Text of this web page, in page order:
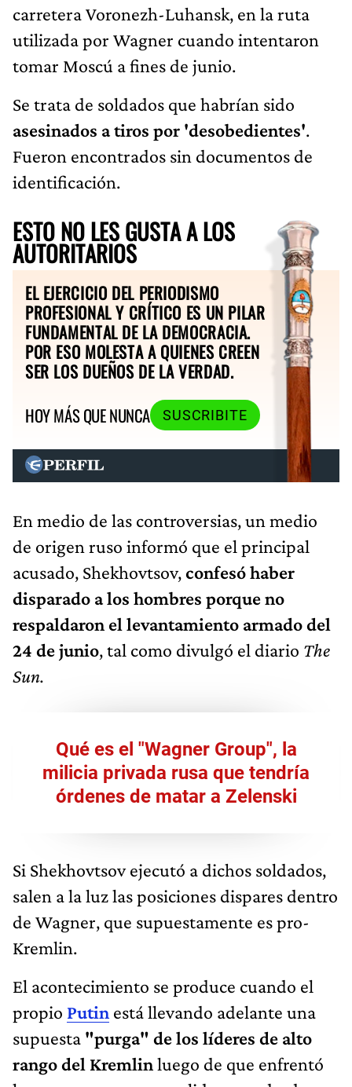
carretera Voronezh-Luhansk, en la ruta
utilizada por Wagner cuando intentaron
tomar Moscú a fines de junio.
Se trata de soldados que habrían sido
asesinados a tiros por 'desobedientes'.
Fueron encontrados sin documentos de
identificación.
ESTO NO LES GUSTA A LOS
AUTORITARIOS
EL EJERCICIO DEL PERIODISMO
PROFESIONAL Y CRÍTICO ES UN PILAR
FUNDAMENTAL DE LA DEMOCRACIA.
POR ESO MOLESTA A QUIENES CREEN
SER LOS DUEÑOS DE LA VERDAD.
HOY MÁS QUE NUNCA
SUSCRIBITE
En medio de las controversias, un medio
de origen ruso informó que el principal
acusado, Shekhovtsov,confesó haber
disparado a los hombres porque no
respaldaron el levantamiento armado del
24 de junio, tal como divulgó el diario The
Sun.
Qué es el "Wagner Group", la
milicia privada rusa que tendría
órdenes de matar a Zelenski
Si Shekhovtsov ejecutó a dichos soldados,
salen a la luz las posiciones dispares dentro
de Wagner, que supuestamente es pro-
Kremlin.
El acontecimiento se produce cuando el
propio Putin está llevando adelante una
supuesta "purga" de los líderes de alto
rango del Kremlinluego de que enfrentó